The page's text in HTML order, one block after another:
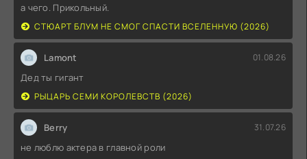
а чего. Прикольный.
СТЮАРТ БЛУМ НЕ СМОГ СПАСТИ ВСЕЛЕННУЮ (2026)
Lamont 01.08.26
Дед ты гигант
РЫЦАРЬ СЕМИ КОРОЛЕВСТВ (2026)
Berry 31.07.26
не люблю актера в главной роли